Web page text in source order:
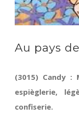
Au pays
(3015) Candy :
espièglerie,
confiserie.